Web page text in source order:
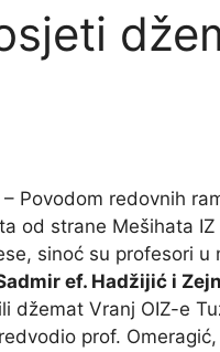
– Povodom redovnih
od strane Mešihata IZ
sinoć su profesori u
ef. Hadžijić i
džemat Vranj OIZ-e
prof.